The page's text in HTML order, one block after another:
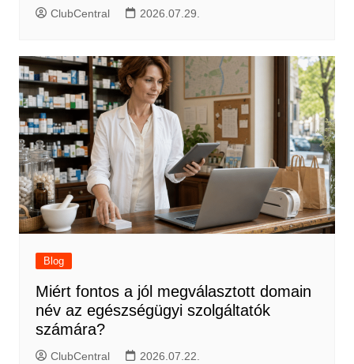
ClubCentral 2026.07.29.
Blog
Miért fontos a jól megválasztott domain
név az egészségügyi szolgáltatók
számára?
ClubCentral 2026.07.22.